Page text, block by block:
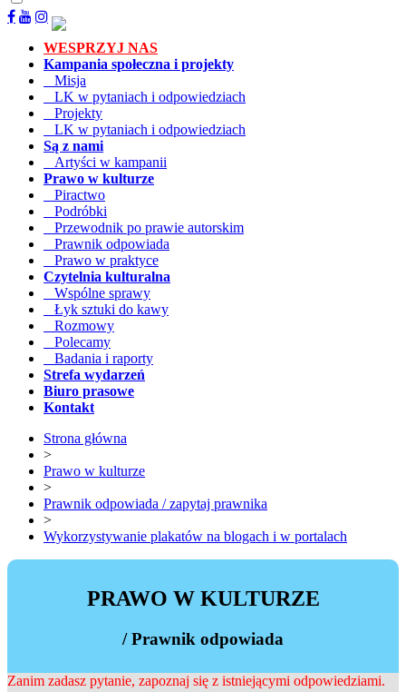
WESPRZYJ NAS
Kampania społeczna i projekty
Misja
LK w pytaniach i odpowiedziach
Projekty
LK w pytaniach i odpowiedziach
Są z nami
Artyści w kampanii
Prawo w kulturze
Piractwo
Podróbki
Przewodnik po prawie autorskim
Prawnik odpowiada
Prawo w praktyce
Czytelnia kulturalna
Wspólne sprawy
Łyk sztuki do kawy
Rozmowy
Polecamy
Badania i raporty
Strefa wydarzeń
Biuro prasowe
Kontakt
Strona główna
>
Prawo w kulturze
>
Prawnik odpowiada / zapytaj prawnika
>
Wykorzystywanie plakatów na blogach i w portalach
PRAWO W KULTURZE
/ Prawnik odpowiada
Zanim zadasz pytanie, zapoznaj się z istniejącymi odpowiedziami.